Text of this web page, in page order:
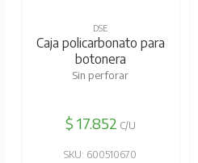
DSE
Caja policarbonato para
botonera
Sin perforar
$ 17.852 C/U
SKU: 600510670